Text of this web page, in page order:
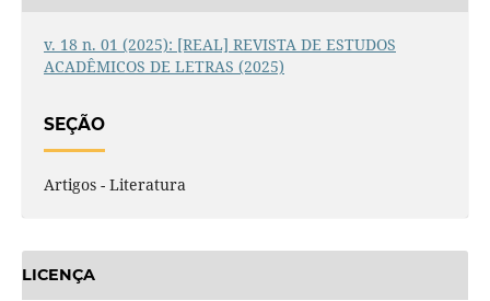
v. 18 n. 01 (2025): [REAL] REVISTA DE ESTUDOS
ACADÊMICOS DE LETRAS (2025)
SEÇÃO
Artigos - Literatura
LICENÇA